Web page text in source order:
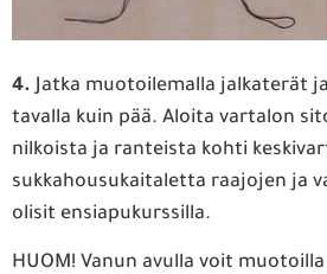
4. Jatka muotoilemalla jalkaterät
tavalla kuin pää. Aloita vartalon
nilkoista ja ranteista kohti
sukkahousukaitaletta raajojen ja
olisit ensiapukurssilla.
HUOM! Vanun avulla voit